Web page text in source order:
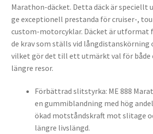
Marathon-däcket. Detta däck är
ge exceptionell prestanda för cruiser-,
custom-motorcyklar. Däcket är utformat
de krav som ställs vid långdistanskörning
vilket gör det till ett utmärkt val för både
längre resor.
Förbättrad slitstyrka: ME 888
en gummiblandning med hög
ökad motståndskraft mot slitage
längre livslängd.